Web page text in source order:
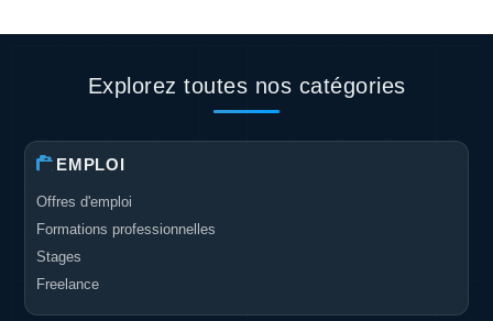
Explorez toutes nos catégories
EMPLOI
Offres d'emploi
Formations professionnelles
Stages
Freelance